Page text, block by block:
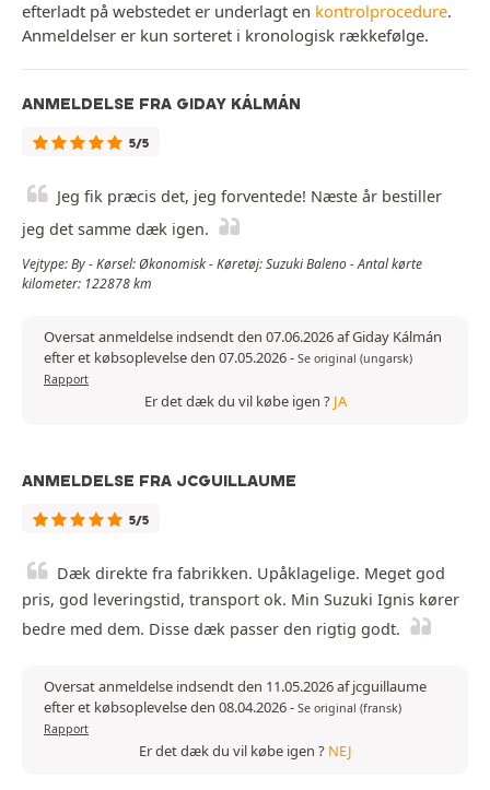
efterladt på webstedet er underlagt en kontrolprocedure.
Anmeldelser er kun sorteret i kronologisk rækkefølge.
ANMELDELSE FRA GIDAY KÁLMÁN
5/5
Jeg fik præcis det, jeg forventede! Næste år bestiller
jeg det samme dæk igen.
Vejtype: By - Kørsel: Økonomisk - Køretøj: Suzuki Baleno - Antal kørte
kilometer: 122878 km
Oversat anmeldelse indsendt den 07.06.2026 af Giday Kálmán
efter et købsoplevelse den 07.05.2026- Se original (ungarsk)
Rapport
Er det dæk du vil købe igen ? JA
ANMELDELSE FRA JCGUILLAUME
5/5
Dæk direkte fra fabrikken. Upåklagelige. Meget god
pris, god leveringstid, transport ok. Min Suzuki Ignis kører
bedre med dem. Disse dæk passer den rigtig godt.
Oversat anmeldelse indsendt den 11.05.2026 af jcguillaume
efter et købsoplevelse den 08.04.2026- Se original (fransk)
Rapport
Er det dæk du vil købe igen ? NEJ